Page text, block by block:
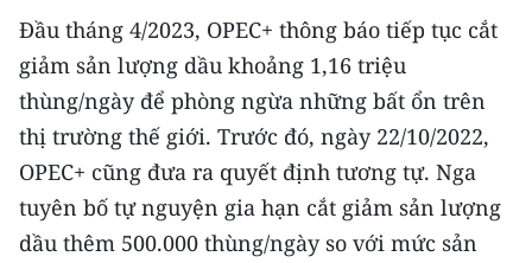
Media Pháp luật
Media Du lịch
Media Thế giới
Media Thể thao
Media Giáo dục
Ðầu tháng 4/2023, OPEC+ thông báo tiếp tục cắt
giảm sản lượng dầu khoảng 1,16 triệu
thùng/ngày để phòng ngừa những bất ổn trên
thị trường thế giới. Trước đó, ngày 22/10/2022,
OPEC+ cũng đưa ra quyết định tương tự. Nga
tuyên bố tự nguyện gia hạn cắt giảm sản lượng
dầu thêm 500.000 thùng/ngày so với mức sản